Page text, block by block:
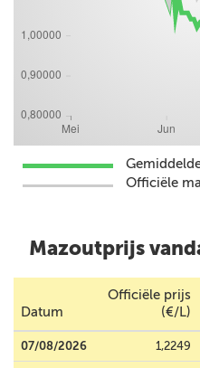
Officiële
Mazoutprijs
Datum
Officiële prijs
(€/L)
07/08/2026 1,2249